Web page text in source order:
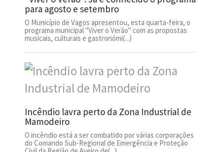
para agosto e setembro
O Município de Vagos apresentou, esta quarta-feira, o
programa municipal "Viver o Verão" com as propostas
musicais, culturais e gastronómi(...)
Incêndio lavra perto da Zona Industrial de
Mamodeiro
O incêndio está a ser combatido por várias corporações
do Comando Sub-Regional de Emergência e Proteção